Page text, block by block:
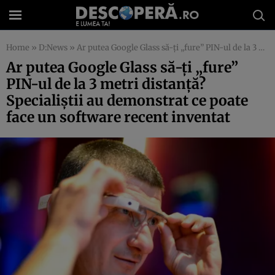
Home » D:News » Ar putea Google Glass să-ţi „fure” PIN-ul de la 3 metri distanţă? Specialiştii au demonstrat ce poate face un software recent inventat
Ar putea Google Glass să-ţi „fure”
PIN-ul de la 3 metri distanţă?
Specialiştii au demonstrat ce poate
face un software recent inventat